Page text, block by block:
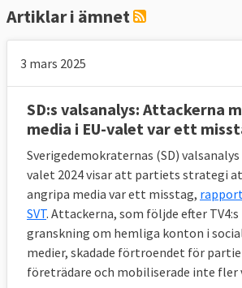
för de svenska partierna
Heléne Fritzon
(S):
nivå
Tomas Tobé (M):
Begränsa den
rörligheten
Alice Teodorescu
Måwe (KD):
Ett smalt
Charlie Weimers
(SD):
I EU-
driva SD-politik
Karin Karlsbro
(L):
Klimat- och
Artiklar i ämnet
3 mars 2025
SD:s valsanalys: Attackerna
media i EU-valet var ett
Sverigedemokraternas (SD) valsanalys
valet 2024 visar att partiets strategi
angripa media var ett misstag,
SVT. Attackerna, som följde efter TV4:s
granskning om hemliga konton i
medier, skadade förtroendet för
företrädare och mobiliserade inte fler